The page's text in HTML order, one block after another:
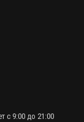
с 9:00 до 21:00